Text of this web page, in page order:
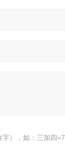
），如：三加四=7